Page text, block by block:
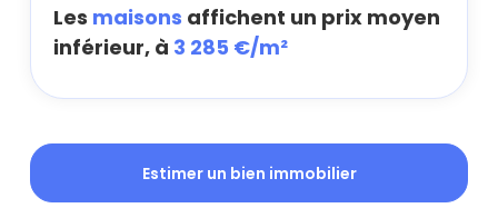
Les maisons affichent un prix moyen
inférieur, à 3 285 €/m²
Estimer un bien immobilier